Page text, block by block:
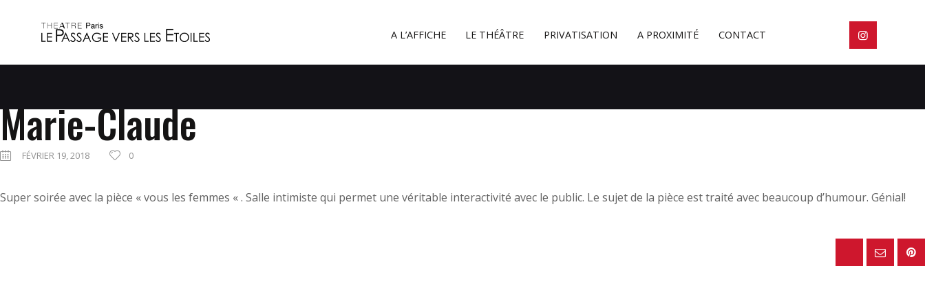
A L’AFFICHE LE THÉÂTRE PRIVATISATION A PROXIMITÉ CONTACT
Marie-Claude
FÉVRIER 19, 2018 0
Super soirée avec la pièce « vous les femmes « . Salle intimiste qui permet une véritable interactivité avec le public. Le sujet de la pièce est traité avec beaucoup d’humour. Génial!